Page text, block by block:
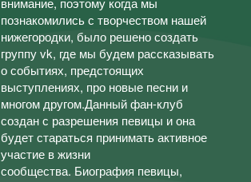
познакомились с творчеством нашей
нижегородки, было решено создать
группу vk, где мы будем рассказывать
о событиях, предстоящих
выступлениях, про новые песни и
многом другом.Данный фан-клуб
создан с разрешения певицы и она
будет стараться принимать активное
участие в жизни
сообщества. Биография певицы,